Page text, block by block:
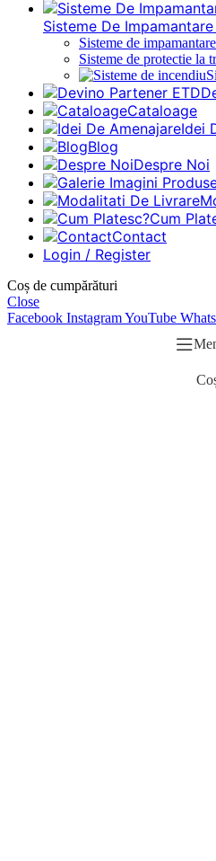
Sisteme De
Sisteme de
Sisteme de protectie la
Cataloage
Idei
Blog
Despre Noi
Cum
Contact
Login / Register
Coș de cumpărături
Close
Facebook InstagramYouTube